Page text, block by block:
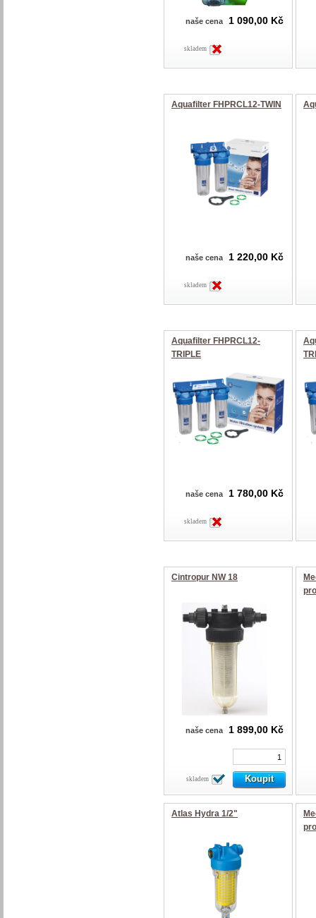
naše cena 1 090,00 Kč
skladem
Aquafilter FHPRCL12-TWIN
naše cena 1 220,00 Kč
skladem
Aquafilter FHPRCL12-
TRIPLE
naše cena 1 780,00 Kč
skladem
Cintropur NW 18
naše cena 1 899,00 Kč
skladem
Atlas Hydra 1/2"